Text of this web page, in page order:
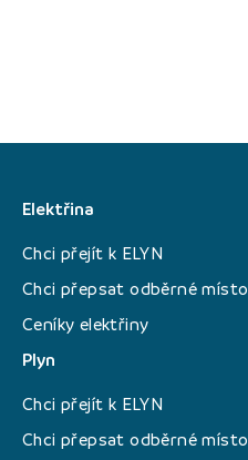
Elektřina
Chci přejít k ELYN
Chci přepsat odběrné místo
Ceníky elektřiny
Plyn
Chci přejít k ELYN
Chci přepsat odběrné místo